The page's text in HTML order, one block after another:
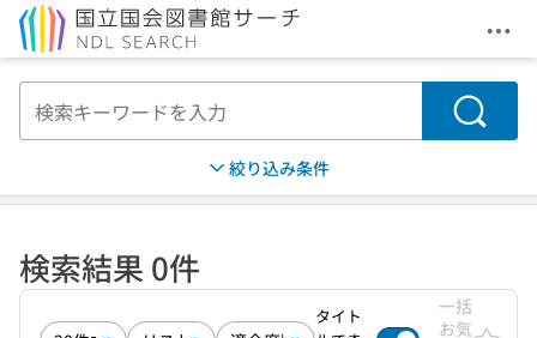
メ
検索
絞り込み条件
検索結果 0件
タイト
一括
お気